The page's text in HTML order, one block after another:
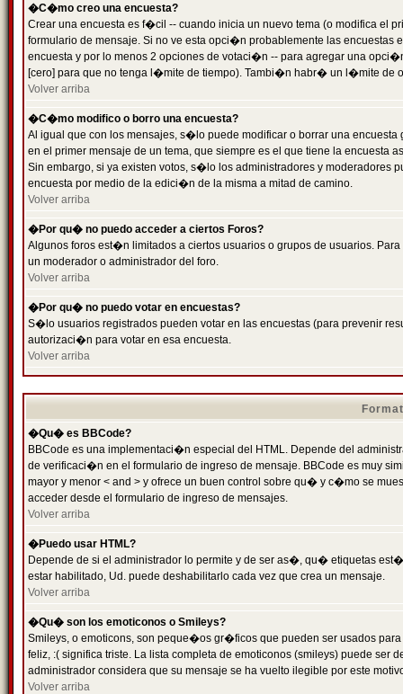
�C�mo creo una encuesta?
Crear una encuesta es f�cil -- cuando inicia un nuevo tema (o modifica el
formulario de mensaje. Si no ve esta opci�n probablemente las
encuesta y por lo menos 2 opciones de votaci�n -- para agregar una
[cero] para que no tenga l�mite de tiempo). Tambi�n habr� un l�mite de
Volver arriba
�C�mo modifico o borro una encuesta?
Al igual que con los mensajes, s�lo puede modificar o borrar una
en el primer mensaje de un tema, que siempre es el que tiene la encuesta
Sin embargo, si ya existen votos, s�lo los administradores y moderadores
encuesta por medio de la edici�n de la misma a mitad de camino.
Volver arriba
�Por qu� no puedo acceder a ciertos Foros?
Algunos foros est�n limitados a ciertos usuarios o grupos de usuarios.
un moderador o administrador del foro.
Volver arriba
�Por qu� no puedo votar en encuestas?
S�lo usuarios registrados pueden votar en las encuestas (para prevenir
autorizaci�n para votar en esa encuesta.
Volver arriba
�Qu� es BBCode?
BBCode es una implementaci�n especial del HTML. Depende del
de verificaci�n en el formulario de ingreso de mensaje. BBCode es muy
mayor y menor < and > y ofrece un buen control sobre qu� y c�mo se
acceder desde el formulario de ingreso de mensajes.
Volver arriba
�Puedo usar HTML?
Depende de si el administrador lo permite y de ser as�, qu� etiquetas
estar habilitado, Ud. puede deshabilitarlo cada vez que crea un mensaje.
Volver arriba
�Qu� son los emoticonos o Smileys?
Smileys, o emoticons, son peque�os gr�ficos que pueden ser usados
feliz, :( significa triste. La lista completa de emoticonos (smileys) puede
administrador considera que su mensaje se ha vuelto ilegible por este
Volver arriba